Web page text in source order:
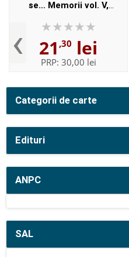
Categorii de carte
Edituri
ANPC
SAL
‹
se… Memorii vol. V,
21 ,30 lei
PRP: 30,00 lei